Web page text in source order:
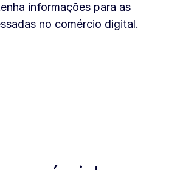
informações para as
no comércio digital.